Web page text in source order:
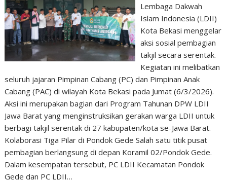
Lembaga Dakwah
Islam Indonesia (LDII)
Kota Bekasi menggelar
aksi sosial pembagian
takjil secara serentak.
Kegiatan ini melibatkan
seluruh jajaran Pimpinan Cabang (PC) dan Pimpinan Anak
Cabang (PAC) di wilayah Kota Bekasi pada Jumat (6/3/2026).
Aksi ini merupakan bagian dari Program Tahunan DPW LDII
Jawa Barat yang menginstruksikan gerakan warga LDII untuk
berbagi takjil serentak di 27 kabupaten/kota se-Jawa Barat.
Kolaborasi Tiga Pilar di Pondok Gede Salah satu titik pusat
pembagian berlangsung di depan Koramil 02/Pondok Gede.
Dalam kesempatan tersebut, PC LDII Kecamatan Pondok
Gede dan PC LDII…